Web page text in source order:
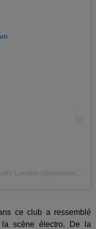
ce club a ressemblé
scène électro. De la